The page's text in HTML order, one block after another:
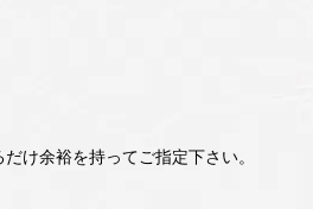
け余裕を持ってご指定下さい。